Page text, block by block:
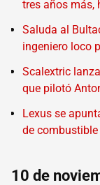
tres años más,
Saluda al
ingeniero loco
Scalextric
que pilotó
Lexus se
de combustible
10 de